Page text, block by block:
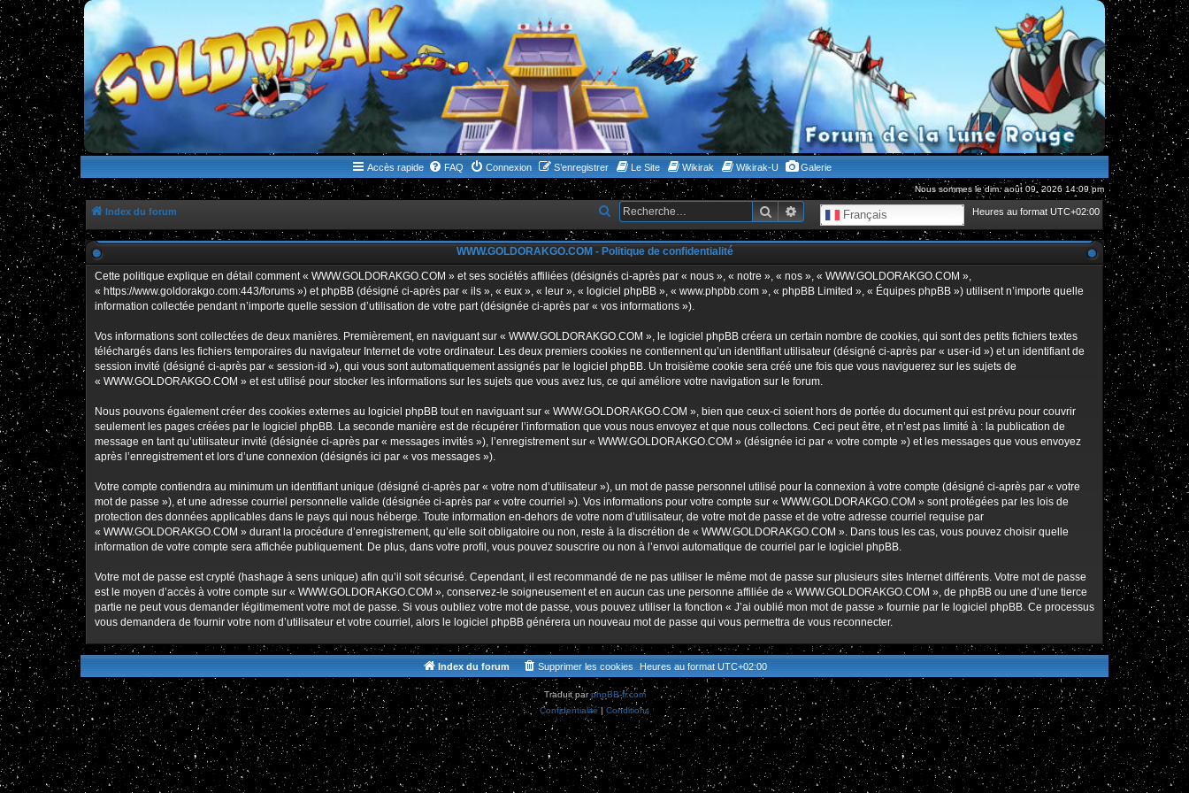
WWW.GOLDORAKGO.COM
le site de la Lune Rouge
Accès rapide FAQ Connexion S’enregistrer Le Site Wikirak Wikirak-U Galerie
Nous sommes le dim. août 09, 2026 14:09 pm
Index du forum Heures au format UTC+02:00
Français
RechercherRecherche avancée
e
c
h
e
c
e
WWW.GOLDORAKGO.COM - Politique de confidentialité
Cette politique explique en détail comment « WWW.GOLDORAKGO.COM » et ses sociétés affiliées (désignés ci-après par « nous », « notre », « nos », « WWW.GOLDORAKGO.COM »,
« https://www.goldorakgo.com:443/forums ») et phpBB (désigné ci-après par « ils », « eux », « leur », « logiciel phpBB », « www.phpbb.com », « phpBB Limited », « Équipes phpBB ») utilisent n’importe quelle
information collectée pendant n’importe quelle session d’utilisation de votre part (désignée ci-après par « vos informations »).
Vos informations sont collectées de deux manières. Premièrement, en naviguant sur « WWW.GOLDORAKGO.COM », le logiciel phpBB créera un certain nombre de cookies, qui sont des petits fichiers textes
téléchargés dans les fichiers temporaires du navigateur Internet de votre ordinateur. Les deux premiers cookies ne contiennent qu’un identifiant utilisateur (désigné ci-après par « user-id ») et un identifiant de
session invité (désigné ci-après par « session-id »), qui vous sont automatiquement assignés par le logiciel phpBB. Un troisième cookie sera créé une fois que vous naviguerez sur les sujets de
« WWW.GOLDORAKGO.COM » et est utilisé pour stocker les informations sur les sujets que vous avez lus, ce qui améliore votre navigation sur le forum.
Nous pouvons également créer des cookies externes au logiciel phpBB tout en naviguant sur « WWW.GOLDORAKGO.COM », bien que ceux-ci soient hors de portée du document qui est prévu pour couvrir
seulement les pages créées par le logiciel phpBB. La seconde manière est de récupérer l’information que vous nous envoyez et que nous collectons. Ceci peut être, et n’est pas limité à : la publication de
message en tant qu’utilisateur invité (désignée ci-après par « messages invités »), l’enregistrement sur « WWW.GOLDORAKGO.COM » (désignée ici par « votre compte ») et les messages que vous envoyez
après l’enregistrement et lors d’une connexion (désignés ici par « vos messages »).
Votre compte contiendra au minimum un identifiant unique (désigné ci-après par « votre nom d’utilisateur »), un mot de passe personnel utilisé pour la connexion à votre compte (désigné ci-après par « votre
mot de passe »), et une adresse courriel personnelle valide (désignée ci-après par « votre courriel »). Vos informations pour votre compte sur « WWW.GOLDORAKGO.COM » sont protégées par les lois de
protection des données applicables dans le pays qui nous héberge. Toute information en-dehors de votre nom d’utilisateur, de votre mot de passe et de votre adresse courriel requise par
« WWW.GOLDORAKGO.COM » durant la procédure d’enregistrement, qu’elle soit obligatoire ou non, reste à la discrétion de « WWW.GOLDORAKGO.COM ». Dans tous les cas, vous pouvez choisir quelle
information de votre compte sera affichée publiquement. De plus, dans votre profil, vous pouvez souscrire ou non à l’envoi automatique de courriel par le logiciel phpBB.
Votre mot de passe est crypté (hashage à sens unique) afin qu’il soit sécurisé. Cependant, il est recommandé de ne pas utiliser le même mot de passe sur plusieurs sites Internet différents. Votre mot de passe
est le moyen d’accès à votre compte sur « WWW.GOLDORAKGO.COM », conservez-le soigneusement et en aucun cas une personne affiliée de « WWW.GOLDORAKGO.COM », de phpBB ou une d’une tierce
partie ne peut vous demander légitimement votre mot de passe. Si vous oubliez votre mot de passe, vous pouvez utiliser la fonction « J’ai oublié mon mot de passe » fournie par le logiciel phpBB. Ce processus
vous demandera de fournir votre nom d’utilisateur et votre courriel, alors le logiciel phpBB générera un nouveau mot de passe qui vous permettra de vous reconnecter.
Index du forum Heures au format UTC+02:00
Supprimer les cookies
Traduit parphpBB-fr.com
Confidentialité|Conditions